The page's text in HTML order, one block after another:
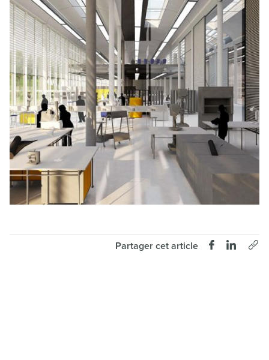
Partager cet article